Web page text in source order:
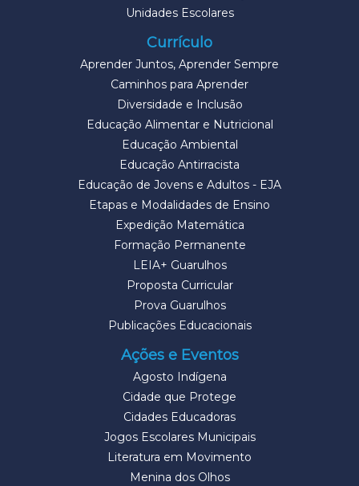
Unidades Escolares
Currículo
Aprender Juntos, Aprender Sempre
Caminhos para Aprender
Diversidade e Inclusão
Educação Alimentar e Nutricional
Educação Ambiental
Educação Antirracista
Educação de Jovens e Adultos - EJA
Etapas e Modalidades de Ensino
Expedição Matemática
Formação Permanente
LEIA+ Guarulhos
Proposta Curricular
Prova Guarulhos
Publicações Educacionais
Ações e Eventos
Agosto Indígena
Cidade que Protege
Cidades Educadoras
Jogos Escolares Municipais
Literatura em Movimento
Menina dos Olhos